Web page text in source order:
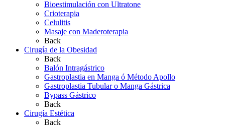
Bioestimulación con Ultratone
Crioterapia
Celulitis
Masaje con Maderoterapia
Back
Cirugía de la Obesidad
Back
Balón Intragástrico
Gastroplastia en Manga ó Método Apollo
Gastroplastia Tubular o Manga Gástrica
Bypass Gástrico
Back
Cirugía Estética
Back